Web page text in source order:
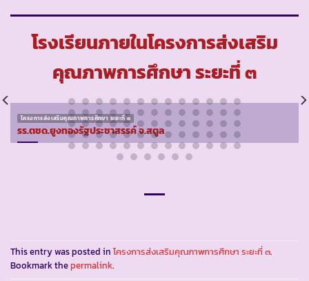
โรงเรียนภายในโครงการส่งเสริม
คุณภาพการศึกษา ระยะที่ ๓
โครงการส่งเสริมคุณภาพการศึกษา ระยะที่ ๓
รร.ตชด.ยูงทองรัฐประชาสรรค์ จ.สตูล
This entry was posted in โครงการส่งเสริมคุณภาพการศึกษา ระยะที่ ๓.
Bookmark thepermalink.